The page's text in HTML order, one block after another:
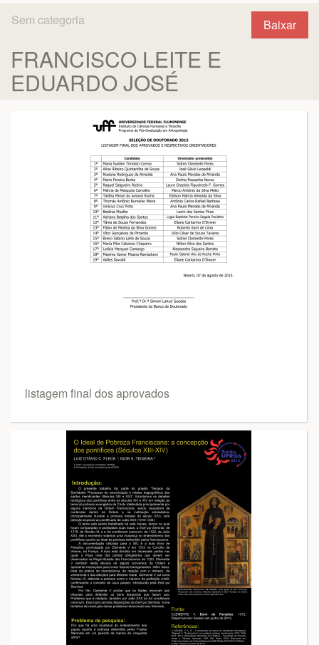
Baixar
Sem categoria
FRANCISCO LEITE E
EDUARDO JOSÉ
listagem final dos aprovados